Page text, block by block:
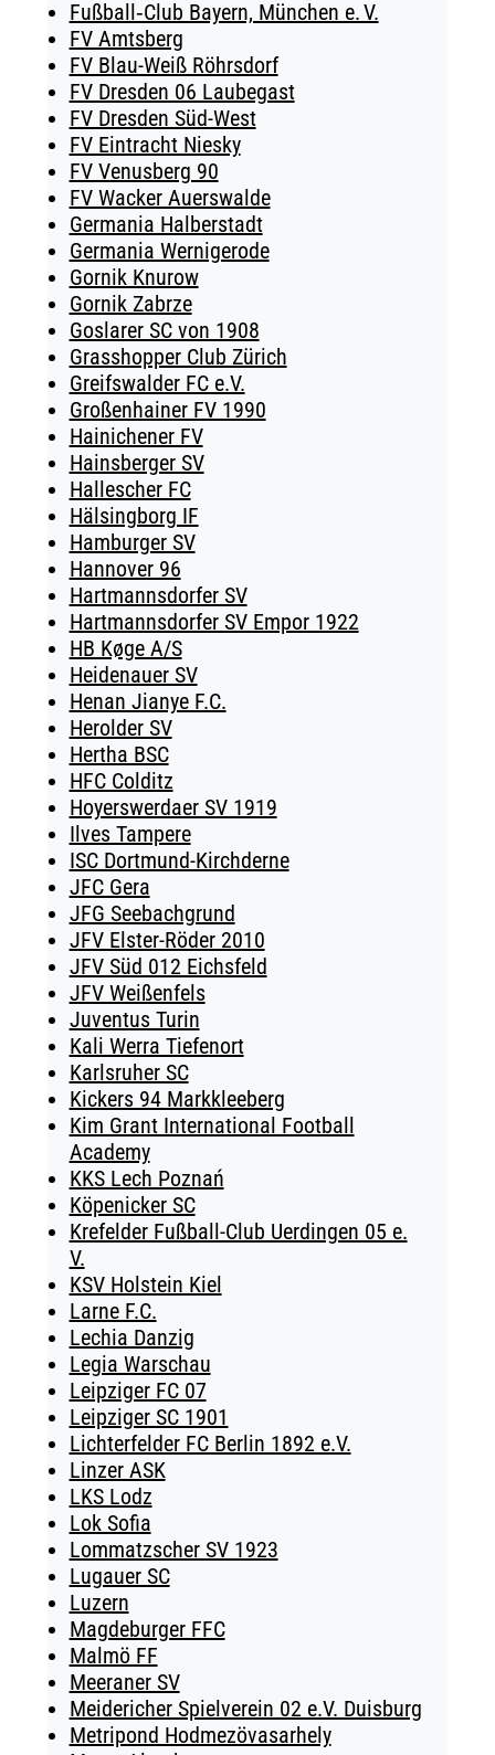
Fußball‑Club Bayern, München e. V.
FV Amtsberg
FV Blau-Weiß Röhrsdorf
FV Dresden 06 Laubegast
FV Dresden Süd-West
FV Eintracht Niesky
FV Venusberg 90
FV Wacker Auerswalde
Germania Halberstadt
Germania Wernigerode
Gornik Knurow
Gornik Zabrze
Goslarer SC von 1908
Grasshopper Club Zürich
Greifswalder FC e.V.
Großenhainer FV 1990
Hainichener FV
Hainsberger SV
Hallescher FC
Hälsingborg IF
Hamburger SV
Hannover 96
Hartmannsdorfer SV
Hartmannsdorfer SV Empor 1922
HB Køge A/S
Heidenauer SV
Henan Jianye F.C.
Herolder SV
Hertha BSC
HFC Colditz
Hoyerswerdaer SV 1919
Ilves Tampere
ISC Dortmund-Kirchderne
JFC Gera
JFG Seebachgrund
JFV Elster-Röder 2010
JFV Süd 012 Eichsfeld
JFV Weißenfels
Juventus Turin
Kali Werra Tiefenort
Karlsruher SC
Kickers 94 Markkleeberg
Kim Grant International Football
Academy
KKS Lech Poznań
Köpenicker SC
Krefelder Fußball-Club Uerdingen 05 e.
V.
KSV Holstein Kiel
Larne F.C.
Lechia Danzig
Legia Warschau
Leipziger FC 07
Leipziger SC 1901
Lichterfelder FC Berlin 1892 e.V.
Linzer ASK
LKS Lodz
Lok Sofia
Lommatzscher SV 1923
Lugauer SC
Luzern
Magdeburger FFC
Malmö FF
Meeraner SV
Meidericher Spielverein 02 e.V. Duisburg
Metripond Hodmezövasarhely